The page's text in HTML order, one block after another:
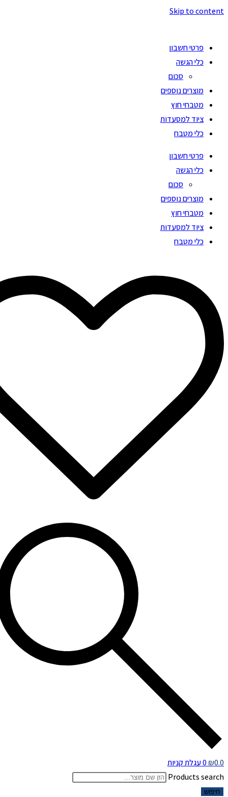
Skip to content
פרטי חשבון
כלי הגשה
סכום
מוצרים נוספים
מטבחי חוץ
ציוד למסעדות
כלי מטבח
פרטי חשבון
כלי הגשה
סכום
מוצרים נוספים
מטבחי חוץ
ציוד למסעדות
כלי מטבח
₪0.0
0 עגלת קניות
Products search
חיפוש